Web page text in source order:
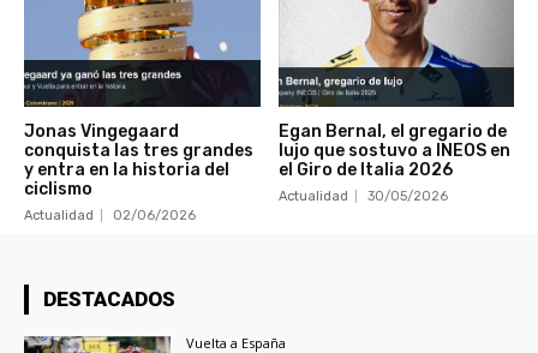
Jonas Vingegaard
conquista las tres grandes
y entra en la historia del
ciclismo
Actualidad 02/06/2026
Egan Bernal, el gregario de
lujo que sostuvo a INEOS en
el Giro de Italia 2026
Actualidad 30/05/2026
DESTACADOS
Vuelta a España